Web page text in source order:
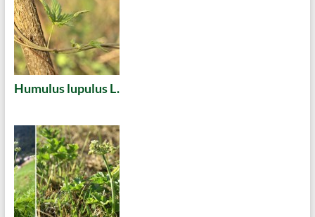
Humulus lupulus L.